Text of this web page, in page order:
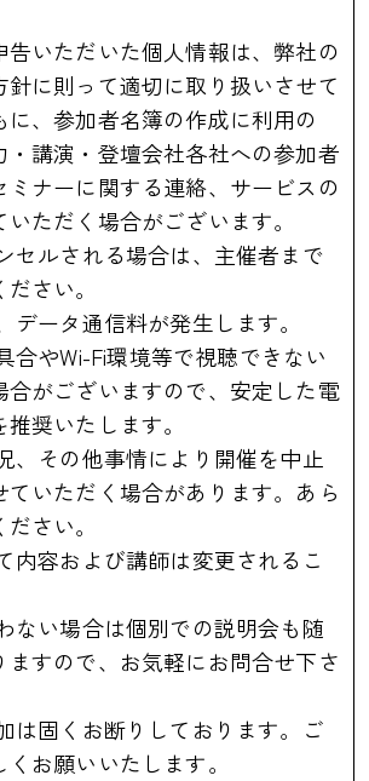
告いただいた個人情報は、弊社の
に則って適切に取り扱いさせて
に、参加者名簿の作成に利用の
・講演・登壇会社各社への参加者
ミナーに関する連絡、サービスの
ただく場合がございます。
セルされる場合は、主催者まで
さい。
データ通信料が発生します。
合やWi-Fi環境等で視聴できない
合がございますので、安定した電
奨いたします。
、その他事情により開催を中止
ていただく場合があります。あら
さい。
内容および講師は変更されるこ
ない場合は個別での説明会も随
ますので、お気軽にお問合せ下さ
は固くお断りしております。ご
お願いいたします。